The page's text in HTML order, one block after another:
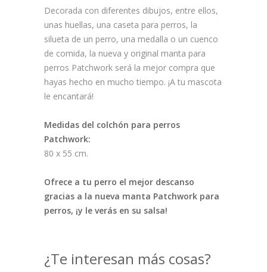
Decorada con diferentes dibujos, entre ellos,
unas huellas, una caseta para perros, la
silueta de un perro, una medalla o un cuenco
de comida, la nueva y original manta para
perros Patchwork será la mejor compra que
hayas hecho en mucho tiempo. ¡A tu mascota
le encantará!
Medidas del colchón para perros
Patchwork:
80 x 55 cm.
Ofrece a tu perro el mejor descanso
gracias a la nueva manta Patchwork para
perros, ¡y le verás en su salsa!
¿Te interesan más cosas?